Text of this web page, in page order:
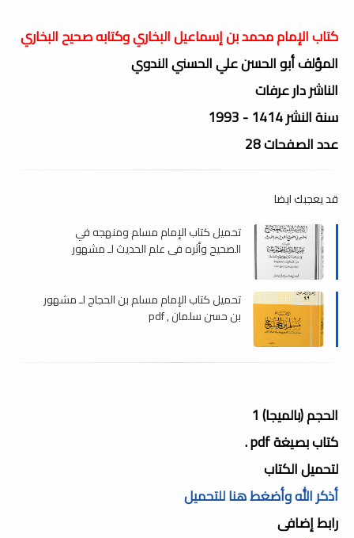
كتاب الإمام محمد بن إسماعيل البخاري وكتابه صحيح البخاري
المؤلف أبو الحسن علي الحسني الندوي
الناشر دار عرفات
سنة النشر 1414 - 1993
عدد الصفحات 28
قد يعجبك ايضا
تحميل كتاب الإمام مسلم ومنهجه في
الصحيح وأثره في علم الحديث لـ مشهور
تحميل كتاب الإمام مسلم بن الحجاج لـ مشهور
بن حسن سلمان , pdf
الحجم (بالميجا) 1
كتاب بصيغة pdf .
لتحميل الكتاب
أذكر الله وأضغط هنا للتحميل
رابط إضافى